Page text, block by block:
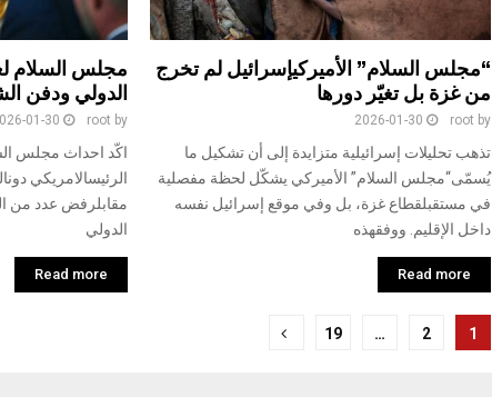
مجلس السلام
الدولي ودفن
by
root
01-30
اكّد احداث مجلس
الرئيسالامريكي
مقابلرفض عدد من
الدولي
Read more
“مجلس السلام” الأميركيإسرائيل لم تخرج
من غزة بل تغيّر دورها
by
root
2026-01-30
تذهب تحليلات إسرائيلية متزايدة إلى أن تشكيل ما
يُسمّى“مجلس السلام” الأميركي يشكّل لحظة مفصلية
في مستقبلقطاع غزة، بل وفي موقع إسرائيل نفسه
داخل الإقليم. ووفقهذه
Read more
تعدد
1
2
…
19